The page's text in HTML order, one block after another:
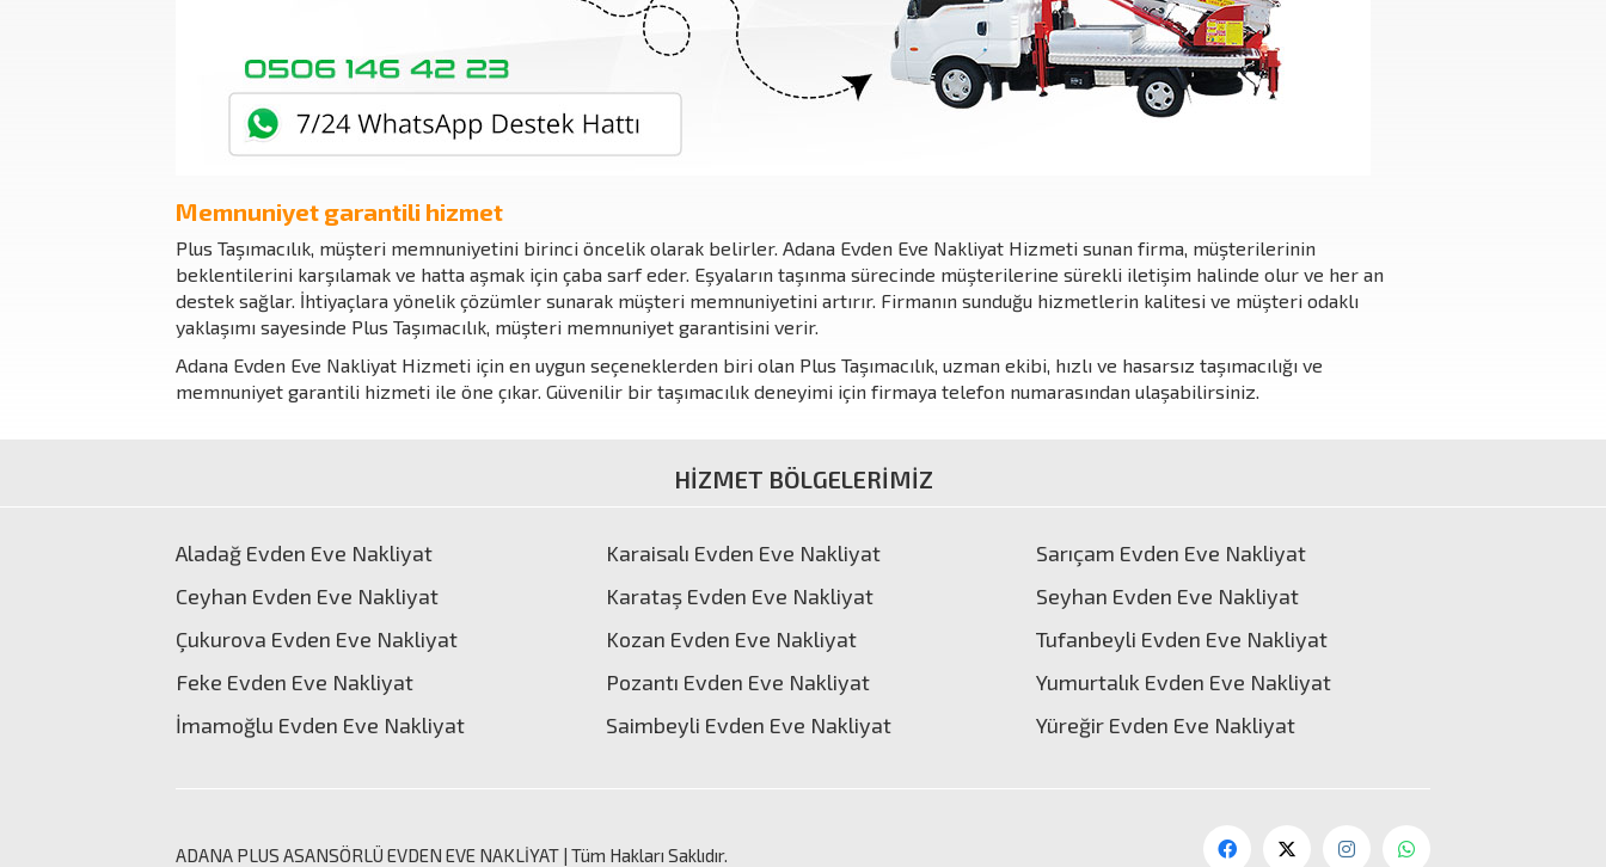
Memnuniyet garantili hizmet
Plus Taşımacılık, müşteri memnuniyetini birinci öncelik olarak belirler. Adana Evden Eve Nakliyat Hizmeti sunan firma, müşterilerinin
beklentilerini karşılamak ve hatta aşmak için çaba sarf eder. Eşyaların taşınma sürecinde müşterilerine sürekli iletişim halinde olur ve her an
destek sağlar. İhtiyaçlara yönelik çözümler sunarak müşteri memnuniyetini artırır. Firmanın sunduğu hizmetlerin kalitesi ve müşteri odaklı
yaklaşımı sayesinde Plus Taşımacılık, müşteri memnuniyet garantisini verir.
Adana Evden Eve Nakliyat Hizmeti için en uygun seçeneklerden biri olan Plus Taşımacılık, uzman ekibi, hızlı ve hasarsız taşımacılığı ve
memnuniyet garantili hizmeti ile öne çıkar. Güvenilir bir taşımacılık deneyimi için firmaya telefon numarasından ulaşabilirsiniz.
HİZMET BÖLGELERİMİZ
Aladağ Evden Eve Nakliyat
Ceyhan Evden Eve Nakliyat
Çukurova Evden Eve Nakliyat
Feke Evden Eve Nakliyat
İmamoğlu Evden Eve Nakliyat
Karaisalı Evden Eve Nakliyat
Karataş Evden Eve Nakliyat
Kozan Evden Eve Nakliyat
Pozantı Evden Eve Nakliyat
Saimbeyli Evden Eve Nakliyat
Sarıçam Evden Eve Nakliyat
Seyhan Evden Eve Nakliyat
Tufanbeyli Evden Eve Nakliyat
Yumurtalık Evden Eve Nakliyat
Yüreğir Evden Eve Nakliyat
ADANA PLUS ASANSÖRLÜ EVDEN EVE NAKLİYAT | Tüm Hakları Saklıdır.